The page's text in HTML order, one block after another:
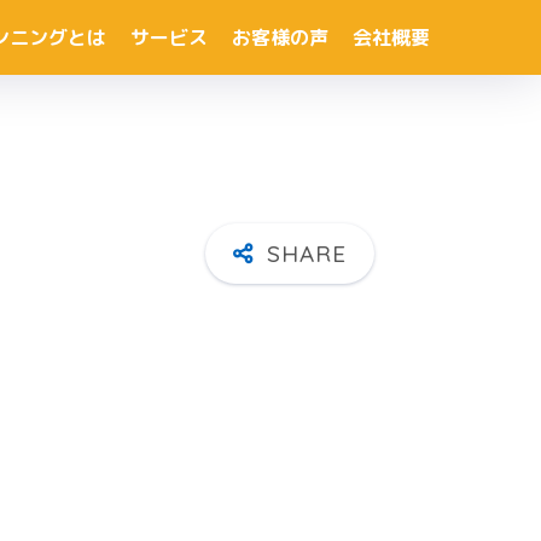
ニングとは サービス お客様の声 会社概要